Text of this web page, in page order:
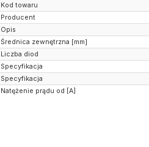
Kod towaru
Producent
Opis
Średnica zewnętrzna [mm]
Liczba diod
Specyfikacja
Specyfikacja
Natężenie prądu od [A]